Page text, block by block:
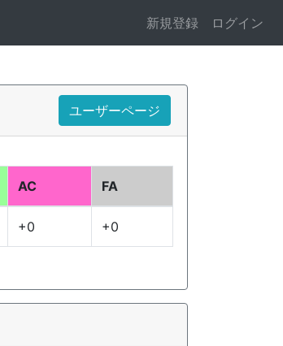
新規登録 ログイン
ユーザーページ
AC FA
+0 +0